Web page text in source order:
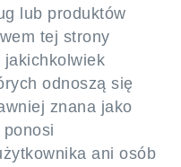
lub produktów
tej strony
odnoszą się
znana jako
ani osób